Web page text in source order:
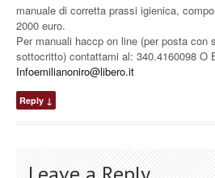
manuale di corretta prassi igienica,
2000 euro.
Per manuali haccp on line (per posta con
sottocritto) contattami al: 340.4160098 O
Infoemilianoniro@libero.it
Reply ↓